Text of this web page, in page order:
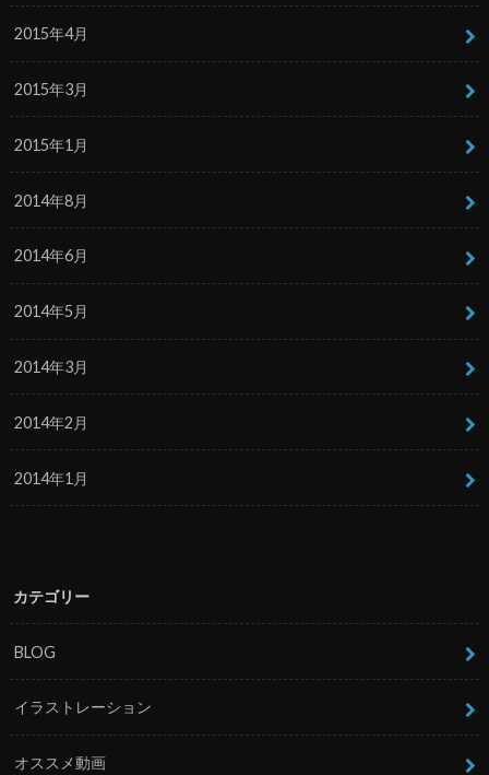
2015年4月
2015年3月
2015年1月
2014年8月
2014年6月
2014年5月
2014年3月
2014年2月
2014年1月
カテゴリー
BLOG
イラストレーション
オススメ動画